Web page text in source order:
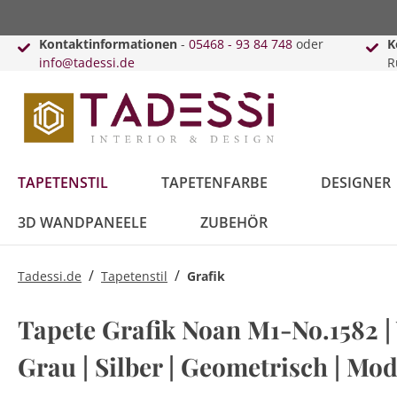
Kontaktinformationen - 05468 - 93 84 748 oder
info@tadessi.de
TAPETENSTIL TAPETENFARBE DESIGNER
3D WANDPANEELE ZUBEHÖR
Blätter
Kreise
Blau Braun
Daniel Hechter
Guido Maria
Vorhänge Vorhangleisten
Tadessi.de / Tapetenstil / Grafik
Tapete Grafik Noan M1-No.1582
Grau | Silber | Geometrisch |